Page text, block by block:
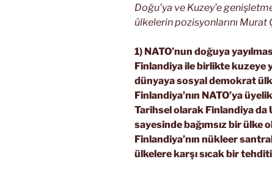
Doğu’ya ve Kuzey’e
ülkelerin pozisyonlarını Murat
1) NATO’nun doğuya
Finlandiya ile birlikte kuzeye
dünyaya sosyal demokrat
Finlandiya’nın NATO’ya
Tarihsel olarak Finlandiya da
sayesinde bağımsız bir
Finlandiya’nın nükleer
ülkelere karşı sıcak bir